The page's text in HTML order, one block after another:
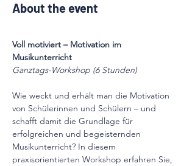
About the event
Voll motiviert – Motivation im
Musikunterricht
Ganztags-Workshop (6 Stunden)
Wie weckt und erhält man die Motivation
von Schülerinnen und Schülern – und
schafft damit die Grundlage für
erfolgreichen und begeisternden
Musikunterricht? In diesem
praxisorientierten Workshop erfahren Sie,